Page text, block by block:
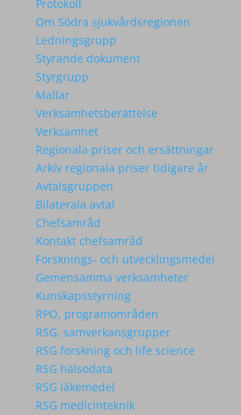
Protokoll
Om Södra sjukvårdsregionen
Ledningsgrupp
Styrande dokument
Styrgrupp
Mallar
Verksamhetsberättelse
Verksamhet
Regionala priser och ersättningar
Arkiv regionala priser tidigare år
Avtalsgruppen
Bilaterala avtal
Chefsamråd
Kontakt chefsamråd
Forsknings- och utvecklingsmedel
Gemensamma verksamheter
Kunskapsstyrning
RPO, programområden
RSG, samverkansgrupper
RSG forskning och life science
RSG hälsodata
RSG läkemedel
RSG medicinteknik